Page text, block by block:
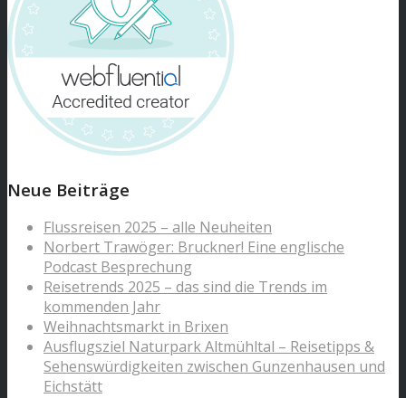
Neue Beiträge
Flussreisen 2025 – alle Neuheiten
Norbert Trawöger: Bruckner! Eine englische
Podcast Besprechung
Reisetrends 2025 – das sind die Trends im
kommenden Jahr
Weihnachtsmarkt in Brixen
Ausflugsziel Naturpark Altmühltal – Reisetipps &
Sehenswürdigkeiten zwischen Gunzenhausen und
Eichstätt